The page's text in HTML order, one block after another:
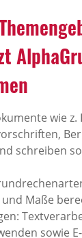
wie z.
schreiben
Maße
sowie